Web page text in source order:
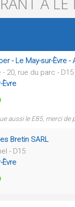
- Le May-sur-Èvre -
20, rue du parc - D15
Èvre
aussi le E85, merci de
Bretin SARL
- D15
Èvre